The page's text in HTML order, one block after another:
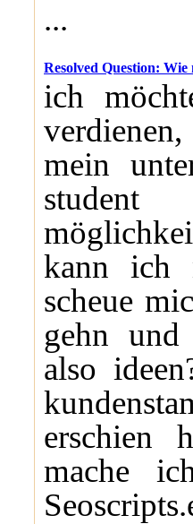
...
Resolved Question:
ich
mein
kann ich
scheue
gehn und
also
erschien
mache